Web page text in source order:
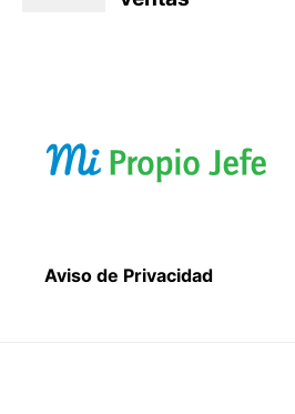
Aviso de Privacidad